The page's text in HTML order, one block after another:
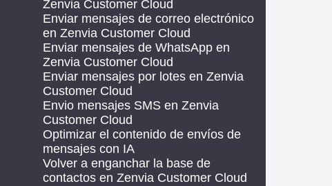
Zenvia Customer Cloud
Enviar mensajes de correo electrónico
en Zenvia Customer Cloud
Enviar mensajes de WhatsApp en
Zenvia Customer Cloud
Enviar mensajes por lotes en Zenvia
Customer Cloud
Envio mensajes SMS en Zenvia
Customer Cloud
Optimizar el contenido de envíos de
mensajes con IA
Volver a enganchar la base de
contactos en Zenvia Customer Cloud